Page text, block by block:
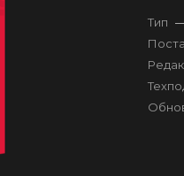
Тип